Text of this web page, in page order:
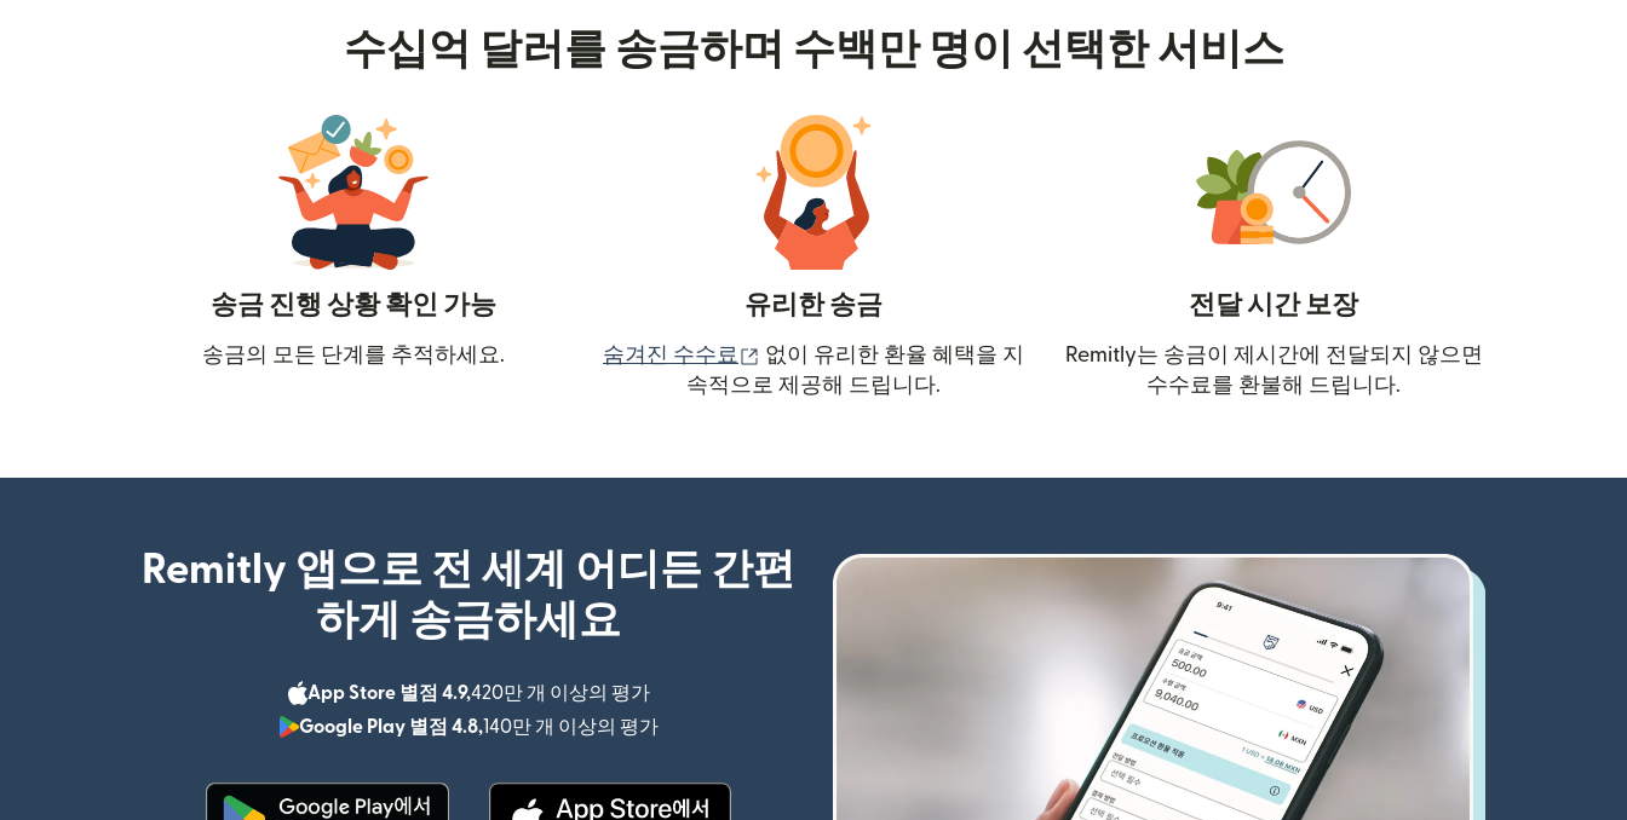
수십억 달러를 송금하며 수백만 명이 선택한 서비스
송금 진행 상황 확인 가능
송금의 모든 단계를 추적하세요.
유리한 송금
숨겨진 수수료 (새 창에서 열림)
없이 유리한 환율 혜택을 지
속적으로 제공해 드립니다.
전달 시간 보장
Remitly는 송금이 제시간에 전달되지 않으면
수수료를 환불해 드립니다.
Remitly 앱으로 전 세계 어디든 간편
하게 송금하세요
App Store 별점 4.9,420만 개 이상의 평가
Google Play 별점 4.8,140만 개 이상의 평가